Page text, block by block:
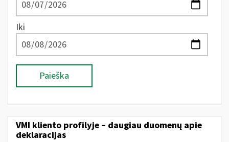
Iki
Paieška
VMI kliento profilyje – daugiau duomenų apie
deklaracijas